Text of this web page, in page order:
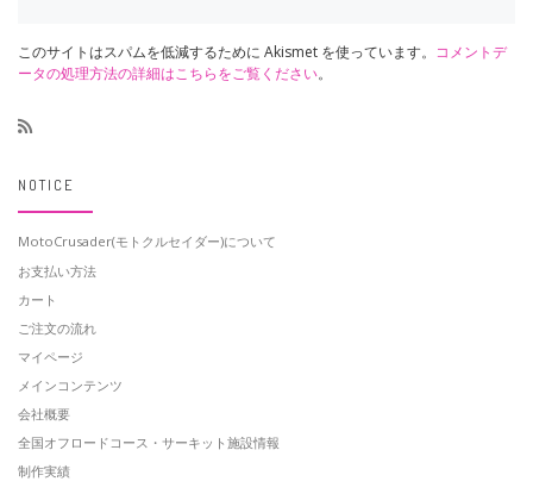
このサイトはスパムを低減するために Akismet を使っています。 コメントデ
ータの処理方法の詳細はこちらをご覧ください。
NOTICE
MotoCrusader(モトクルセイダー)について
お支払い方法
カート
ご注文の流れ
マイページ
メインコンテンツ
会社概要
全国オフロードコース・サーキット施設情報
制作実績